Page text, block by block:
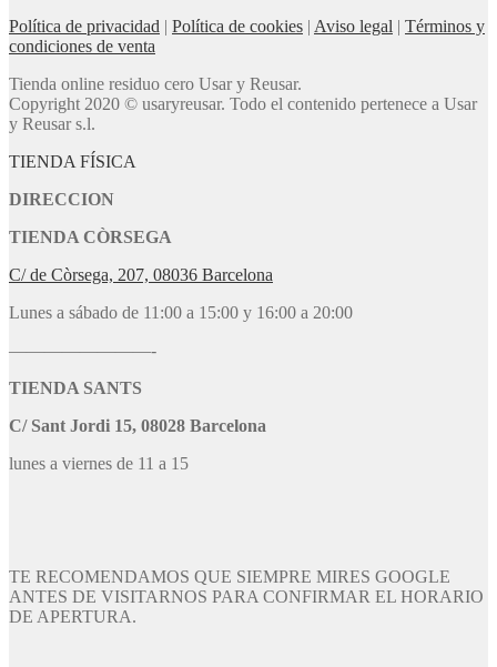
Política de privacidad | Política de cookies | Aviso legal | Términos y
condiciones de venta
Tienda online residuo cero Usar y Reusar.
Copyright 2020 © usaryreusar. Todo el contenido pertenece a Usar
y Reusar s.l.
TIENDA FÍSICA
DIRECCION
TIENDA CÒRSEGA
C/ de Còrsega, 207, 08036 Barcelona
Lunes a sábado de 11:00 a 15:00 y 16:00 a 20:00
————————-
TIENDA SANTS
C/ Sant Jordi 15, 08028 Barcelona
lunes a viernes de 11 a 15
TE RECOMENDAMOS QUE SIEMPRE MIRES GOOGLE
ANTES DE VISITARNOS PARA CONFIRMAR EL HORARIO
DE APERTURA.